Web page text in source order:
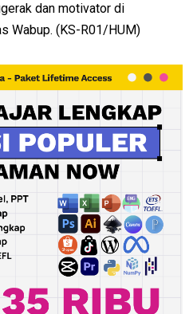
dan motivator di
Wabup. (KS-R01/HUM)